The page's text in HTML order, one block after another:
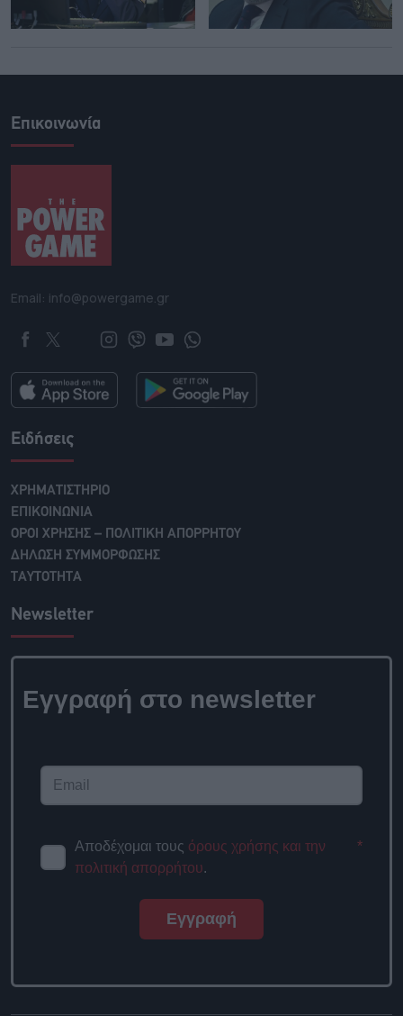
Επικοινωνία
Email: info@powergame.gr
Ειδήσεις
ΧΡΗΜΑΤΙΣΤΗΡΙΟ
ΕΠΙΚΟΙΝΩΝΙΑ
ΟΡΟΙ ΧΡΗΣΗΣ – ΠΟΛΙΤΙΚΗ ΑΠΟΡΡΗΤΟΥ
ΔΗΛΩΣΗ ΣΥΜΜΟΡΦΩΣΗΣ
ΤΑΥΤΟΤΗΤΑ
Newsletter
Εγγραφή στο newsletter
Αποδέχομαι τους όρους χρήσης και την
πολιτική απορρήτου.
*
Εγγραφή